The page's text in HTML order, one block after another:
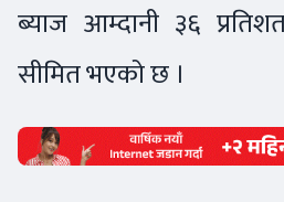
ब्याज आम्दानी ३६
सीमित भएको छ ।